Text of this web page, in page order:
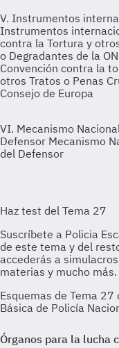
V. Instrumentos
Instrumentos
contra la Tortura y
o Degradantes de la
Convención contra la
otros Tratos o Penas
Consejo de Europa
VI. Mecanismo
Defensor Mecanismo
del Defensor
Esquemas de Tema 27
Básica de Policía
Órganos para la lucha